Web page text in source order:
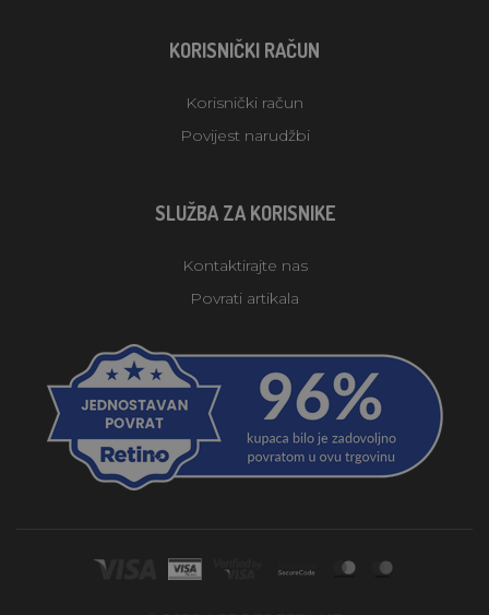
KORISNIČKI RAČUN
Korisnički račun
Povijest narudžbi
SLUŽBA ZA KORISNIKE
Kontaktirajte nas
Povrati artikala